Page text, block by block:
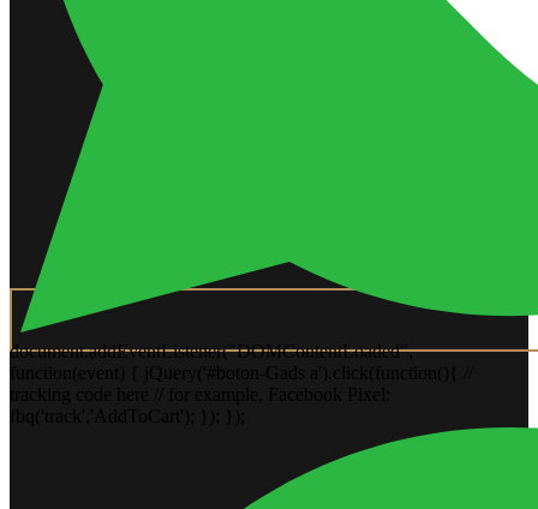
document.addEventListener("DOMContentLoaded",